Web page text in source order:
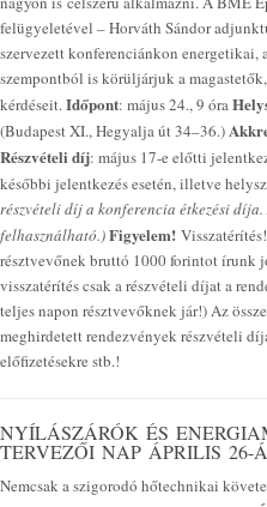
felügyeletével – Horváth Sándor
szervezett konferenciánkon
szempontból is körüljárjuk a
kérdéseit.Időpont: május 24., 9 óra
(Budapest XI., Hegyalja út 34–36.)
Részvételi díj: május 17-e előtti
későbbi jelentkezés esetén, illetve
részvételi díj a konferencia étkezési
felhasználható.)Figyelem!
résztvevőnek bruttó 1000 forintot írunk
visszatérítés csak a részvételi díjat a
teljes napon résztvevőknek jár!) Az
meghirdetett rendezvények részvételi
előfizetésekre stb.!
NYÍLÁSZÁRÓK ÉS
TERVEZŐI NAP ÁPRILIS 26-
Nemcsak a szigorodó hőtechnikai